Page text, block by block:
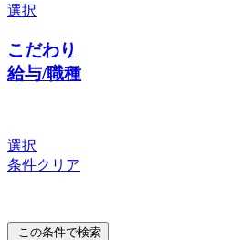
選択
こだわり
給与/職種
選択
条件クリア
この条件で検索